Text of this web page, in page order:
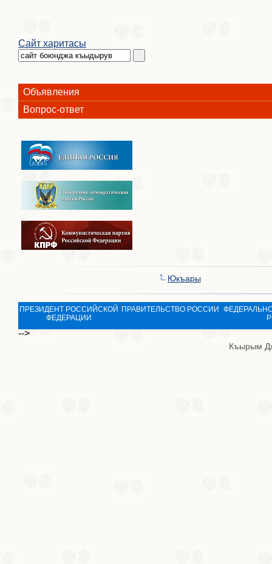
Сайт харитасы
Объявления
Вопрос-ответ
Юкъары
ПРЕЗИДЕНТ РОССИЙСКОЙ
ФЕДЕРАЦИИ
ПРАВИТЕЛЬСТВО РОССИИ
Къырым
-->